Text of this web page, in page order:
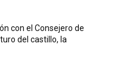
con el Consejero de
del castillo, la